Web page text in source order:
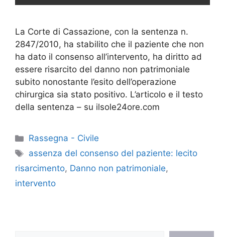
La Corte di Cassazione, con la sentenza n.
2847/2010, ha stabilito che il paziente che non
ha dato il consenso all’intervento, ha diritto ad
essere risarcito del danno non patrimoniale
subito nonostante l’esito dell’operazione
chirurgica sia stato positivo. L’articolo e il testo
della sentenza – su ilsole24ore.com
Categorie
Rassegna - Civile
Tag
assenza del consenso del paziente: lecito
risarcimento, Danno non patrimoniale,
intervento